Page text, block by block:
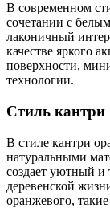
В современном
сочетании с
лаконичный
качестве яркого
поверхности,
технологии.
Стиль кантри
В стиле кантри
натуральными
создает уютный
деревенской
оранжевого,